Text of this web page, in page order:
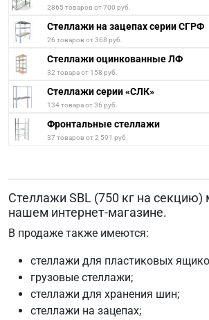
2865 товаров от 700 руб.
Стеллажи на зацепах серии СГРФ
26 товаров от 368 руб.
Стеллажи оцинкованные ЛФ
32 товара от 158 руб.
Стеллажи серии «СЛК»
134 товара от 36 руб.
Фронтальные стеллажи
37 товаров от 2 591 руб.
Стеллажи SBL (750 кг на секцию)
нашем интернет-магазине.
В продаже также имеются:
стеллажи для пластиковых
грузовые стеллажи;
стеллажи для хранения шин;
стеллажи на зацепах;